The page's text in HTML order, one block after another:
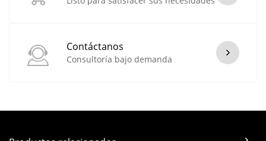
Contáctanos
Consultoría bajo demanda